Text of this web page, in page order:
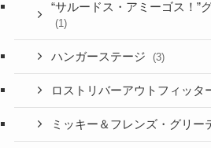
“サルードス・アミーゴス！”
(1)
ハンガーステージ (3)
ロストリバーアウトフィッタ
ミッキー＆フレンズ・グリー